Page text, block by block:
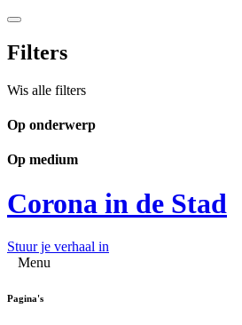
Filters
Wis alle filters
Op onderwerp
Op medium
Corona in de Stad
Stuur je verhaal in
Menu
Pagina's